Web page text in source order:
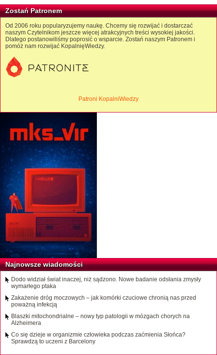
Zostań Patronem
Od 2006 roku popularyzujemy naukę. Chcemy się rozwijać i dostarczać
naszym Czytelnikom jeszcze więcej atrakcyjnych treści wysokiej jakości.
Dlatego postanowiliśmy poprosić o wsparcie. Zostań naszym Patronem i
pomóż nam rozwijać KopalnięWiedzy.
Patroni KopalniWiedzy
Najnowsze wiadomości
Dodo widział świat inaczej, niż sądzono. Nowe badanie odsłania zmysły
wymarłego ptaka
Zakażenie dróg moczowych – jak komórki czuciowe chronią nas przed
poważną infekcją
Blaszki mitochondrialne – nowy typ patologii w mózgach chorych na
Alzheimera
Co się dzieje w organizmie człowieka podczas zaćmienia Słońca?
Sprawdzą to uczeni z Barcelony